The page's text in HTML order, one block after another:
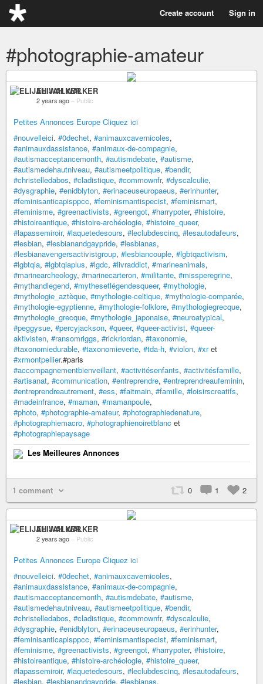
Create account Sign in
#photographie-amateur
ELIJAH WALKER
2 years ago – Public
Petites Annonces Europe Cliquez ici
#nouvelleici. #0dechet, #animauxcavernicoles,
#animauxdassistance, #animaux-de-compagnie,
#autismacceptancemonth, #autismdebate, #autisme,
#autismedehautniveau, #autismeetpolitique, #bendir,
#christelledabos, #cladistique, #commownfr, #dyscalculie,
#dysgraphie, #enidblyton, #erinaceuseuropaeus, #erinhunter,
#feminisanticapisppcc, #feminismantispecist, #feminismart,
#feminisme, #greenactivists, #greengot, #harrypoter, #histoire,
#histoireantique, #histoire-archéologie, #histoire_queer,
#lapassemiroir, #laquetedesours, #leclubdescinq, #lesautodafeurs,
#lesbian, #lesbianandgaypride, #lesbianas,
#lesbianavengersactivistgroup, #lesbiancouple, #lgbtqactivism,
#lgbtqia, #lgbtqiaplus, #lgdc, #livraddict, #marineanimals,
#marinearcheology, #marinecarteron, #militante, #missperegrine,
#mythandlegend, #mythesetlégendesqueer, #mythologie,
#mythologie_aztèque, #mythologie-celtique, #mythologie-comparée,
#mythologie-egyptienne, #mythologie-folklore, #mythologiegrecque,
#mythologie_grecque, #mythologie_japonaise, #neuroatypical,
#peggysue, #percyjackson, #queer, #queer-activist, #queer-
aktivisten, #ransomriggs, #rickriordan, #taxonomie,
#taxonomiedurable, #taxonomieverte, #tda-h, #violon, #xret
#xrmontpellier.#paris
#accompagnementbienveillant, #activitésenfants, #activitésfamille,
#artisanat, #communication, #entreprendre, #entreprendreaufeminin,
#entreprendreautrement, #ess, #faitmain, #famille, #loisirscreatifs,
#madeinfrance, #maman, #mamanpoule,
#photo, #photographie-amateur, #photographiedenature,
#photographiemacro, #photographienoiretblanc et
#photographiepaysage
Les Meilleures Annonces
1 comment 0 1 2
ELIJAH WALKER
2 years ago – Public
Petites Annonces Europe Cliquez ici
#nouvelleici. #0dechet, #animauxcavernicoles,
#animauxdassistance, #animaux-de-compagnie,
#autismacceptancemonth, #autismdebate, #autisme,
#autismedehautniveau, #autismeetpolitique, #bendir,
#christelledabos, #cladistique, #commownfr, #dyscalculie,
#dysgraphie, #enidblyton, #erinaceuseuropaeus, #erinhunter,
#feminisanticapisppcc, #feminismantispecist, #feminismart,
#feminisme, #greenactivists, #greengot, #harrypoter, #histoire,
#histoireantique, #histoire-archéologie, #histoire_queer,
#lapassemiroir, #laquetedesours, #leclubdescinq, #lesautodafeurs,
#lesbian, #lesbianandgaypride, #lesbianas,